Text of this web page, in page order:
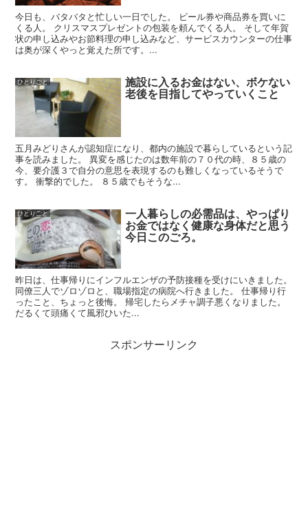
今日も、バタバタと忙しい一日でした。 ビール券や商品券を買いに
くる人。 クリスマスプレゼントの包装を頼んでくる人。 そして年賀
状の申し込みやお節料理の申し込みなど、サービスカウンターの仕事
は奥が深くやっと覚えた所です。...
ひとりごと 施設に入るお金はない、ボケない
老後を目指してやっていくこと
五月みどりさんが認知症になり、都内の施設で暮らしているという記
事を読みました。 異変を感じたのは数年前の７０代の時、８５歳の
今、要介護３で自分の意思を表現するのも難しくなっているそうで
す。 衝撃的でした。 ８５歳でもそうな...
ひとりごと 一人暮らしの必需品は、やっぱり
お金ではなく健康な身体だと思う
今日このごろ。
昨日は、仕事帰りにインフルエンザの予防接種を受けにいきました。
同僚三人でゾロゾロと、職場指定の病院へ行きました。 仕事帰り行
ったこと、ちょっと後悔。 帰宅したらメチャ調子悪くなりました。
だるくて頭痛くて風邪ひいた...
スポンサーリンク